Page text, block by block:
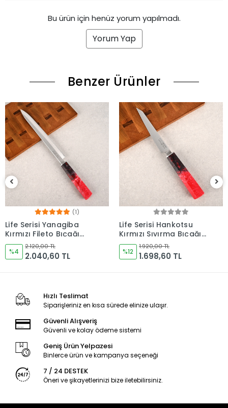
Bu ürün için henüz yorum yapılmadı.
Yorum Yap
Benzer Ürünler
Life Serisi Hankotsu
Kırmızı Sıyırma Bıçağı
160mm Namlu -
Kocakaya Bıçakları
%12
1.920,00 TL
1.698,60 TL
Life Serisi Fileto Kırmızı
Bıçağı 210mm Namlu -
Kocakaya Bıçakları
%9
2.120,00 TL
1.926,60 TL
Hızlı Teslimat
Siparişleriniz en kısa sürede elinize ulaşır.
Güvenli Alışveriş
Güvenli ve kolay ödeme sistemi
Geniş Ürün Yelpazesi
Binlerce ürün ve kampanya seçeneği
7 / 24 DESTEK
Öneri ve şikayetlerinizi bize iletebilirsiniz.